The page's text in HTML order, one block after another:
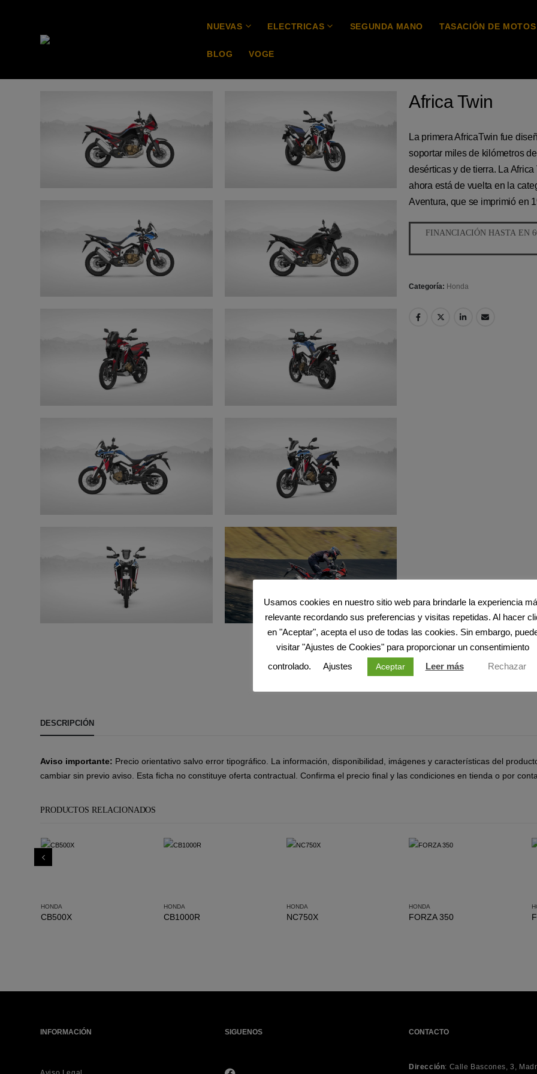
NUEVAS ELECTRICAS SEGUNDA MANO TASACIÓN DE MOTOS
BLOG VOGE
Africa Twin
La primera AfricaTwin fue
soportar miles de kilómetros
desérticas y de tierra. La Africa
ahora está de vuelta en la
Aventura, que se imprimió en
Categoría: Honda
DESCRIPCIÓN
Aviso importante: Precio orientativo salvo error tipográfico. La información, disponibilidad, imágenes y características del
cambiar sin previo aviso. Esta ficha no constituye oferta contractual. Confirma el precio final y las condiciones en tienda o por
PRODUCTOS RELACIONADOS
HONDA
CB500X
HONDA
CB1000R
HONDA
NC750X
HONDA
FORZA 350
INFORMACIÓN SIGUENOS CONTACTO
Dirección: Calle Bascones, 3,
Usamos cookies en nuestro sitio web para brindarle la experiencia
relevante recordando sus preferencias y visitas repetidas. Al hacer
en "Aceptar", acepta el uso de todas las cookies. Sin embargo,
visitar "Ajustes de Cookies" para proporcionar un consentimiento
controlado.
Ajustes Aceptar Leer más Rechazar